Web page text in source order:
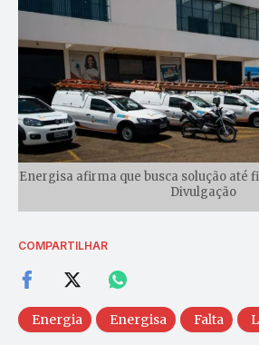
Energisa afirma que busca solução até
Divulgação
COMPARTILHAR
Energia Energisa Falta